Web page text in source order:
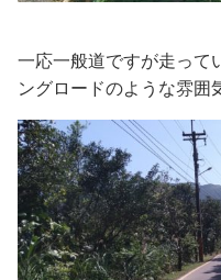
一応一般道ですが走って
ングロードのような雰囲